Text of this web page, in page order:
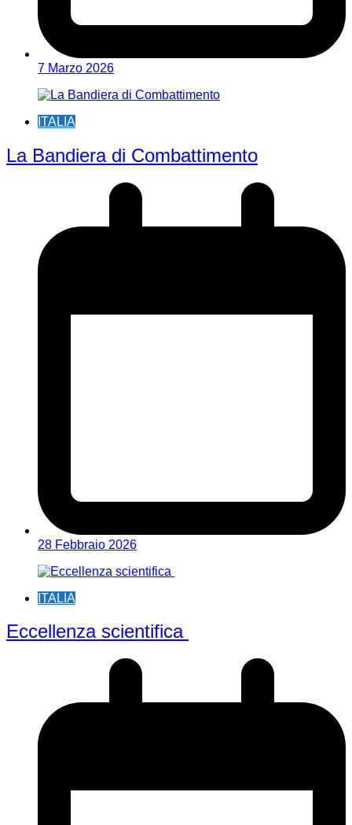
7 Marzo 2026
ITALIA
La Bandiera di Combattimento
28 Febbraio 2026
ITALIA
Eccellenza scientifica